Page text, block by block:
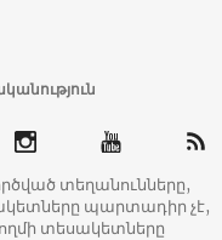
տեղանունները,
պարտադիր չէ,
տեսակետները